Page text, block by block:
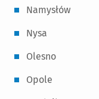
Namysłów
Nysa
Olesno
Opole